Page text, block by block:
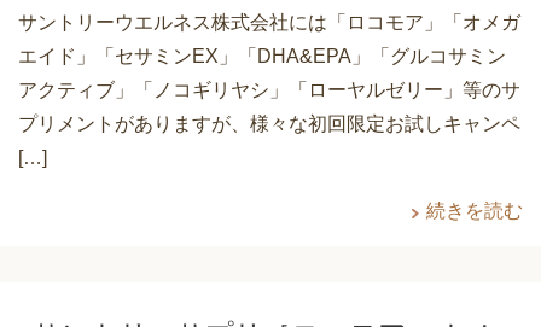
サントリーウエルネス株式会社には「ロコモア」「オメガ
エイド」「セサミンEX」「DHA&EPA」「グルコサミン
アクティブ」「ノコギリヤシ」「ローヤルゼリー」等のサ
プリメントがありますが、様々な初回限定お試しキャンペ
[…]
続きを読む